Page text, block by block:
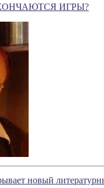
КОНЧАЮТСЯ ИГРЫ?
новый